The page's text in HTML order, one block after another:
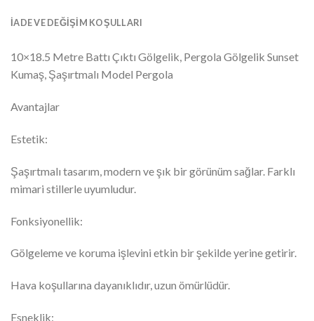
İADE VE DEĞIŞIM KOŞULLARI
10×18.5 Metre Battı Çıktı Gölgelik, Pergola Gölgelik Sunset
Kumaş, Şaşırtmalı Model Pergola
Avantajlar
Estetik:
Şaşırtmalı tasarım, modern ve şık bir görünüm sağlar. Farklı
mimari stillerle uyumludur.
Fonksiyonellik:
Gölgeleme ve koruma işlevini etkin bir şekilde yerine getirir.
Hava koşullarına dayanıklıdır, uzun ömürlüdür.
Esneklik: